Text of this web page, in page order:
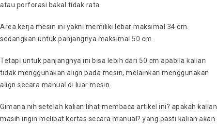
atau porforasi bakal tidak rata.
Area kerja mesin ini yakni memiliki lebar maksimal 34 cm.
sedangkan untuk panjangnya maksimal 50 cm.
Tetapi untuk panjangnya ini bisa lebih dari 50 cm apabila kalian
tidak menggunakan align pada mesin, melainkan menggunakan
align secara manual di luar mesin.
Gimana nih setelah kalian lihat membaca artikel ini? apakah kalian
masih ingin melipat kertas secara manual? yang pasti kalian akan